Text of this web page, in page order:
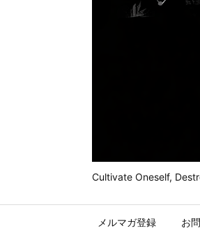
Cultivate Oneself,
メルマガ登録 お